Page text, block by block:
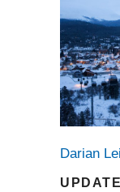
Darian